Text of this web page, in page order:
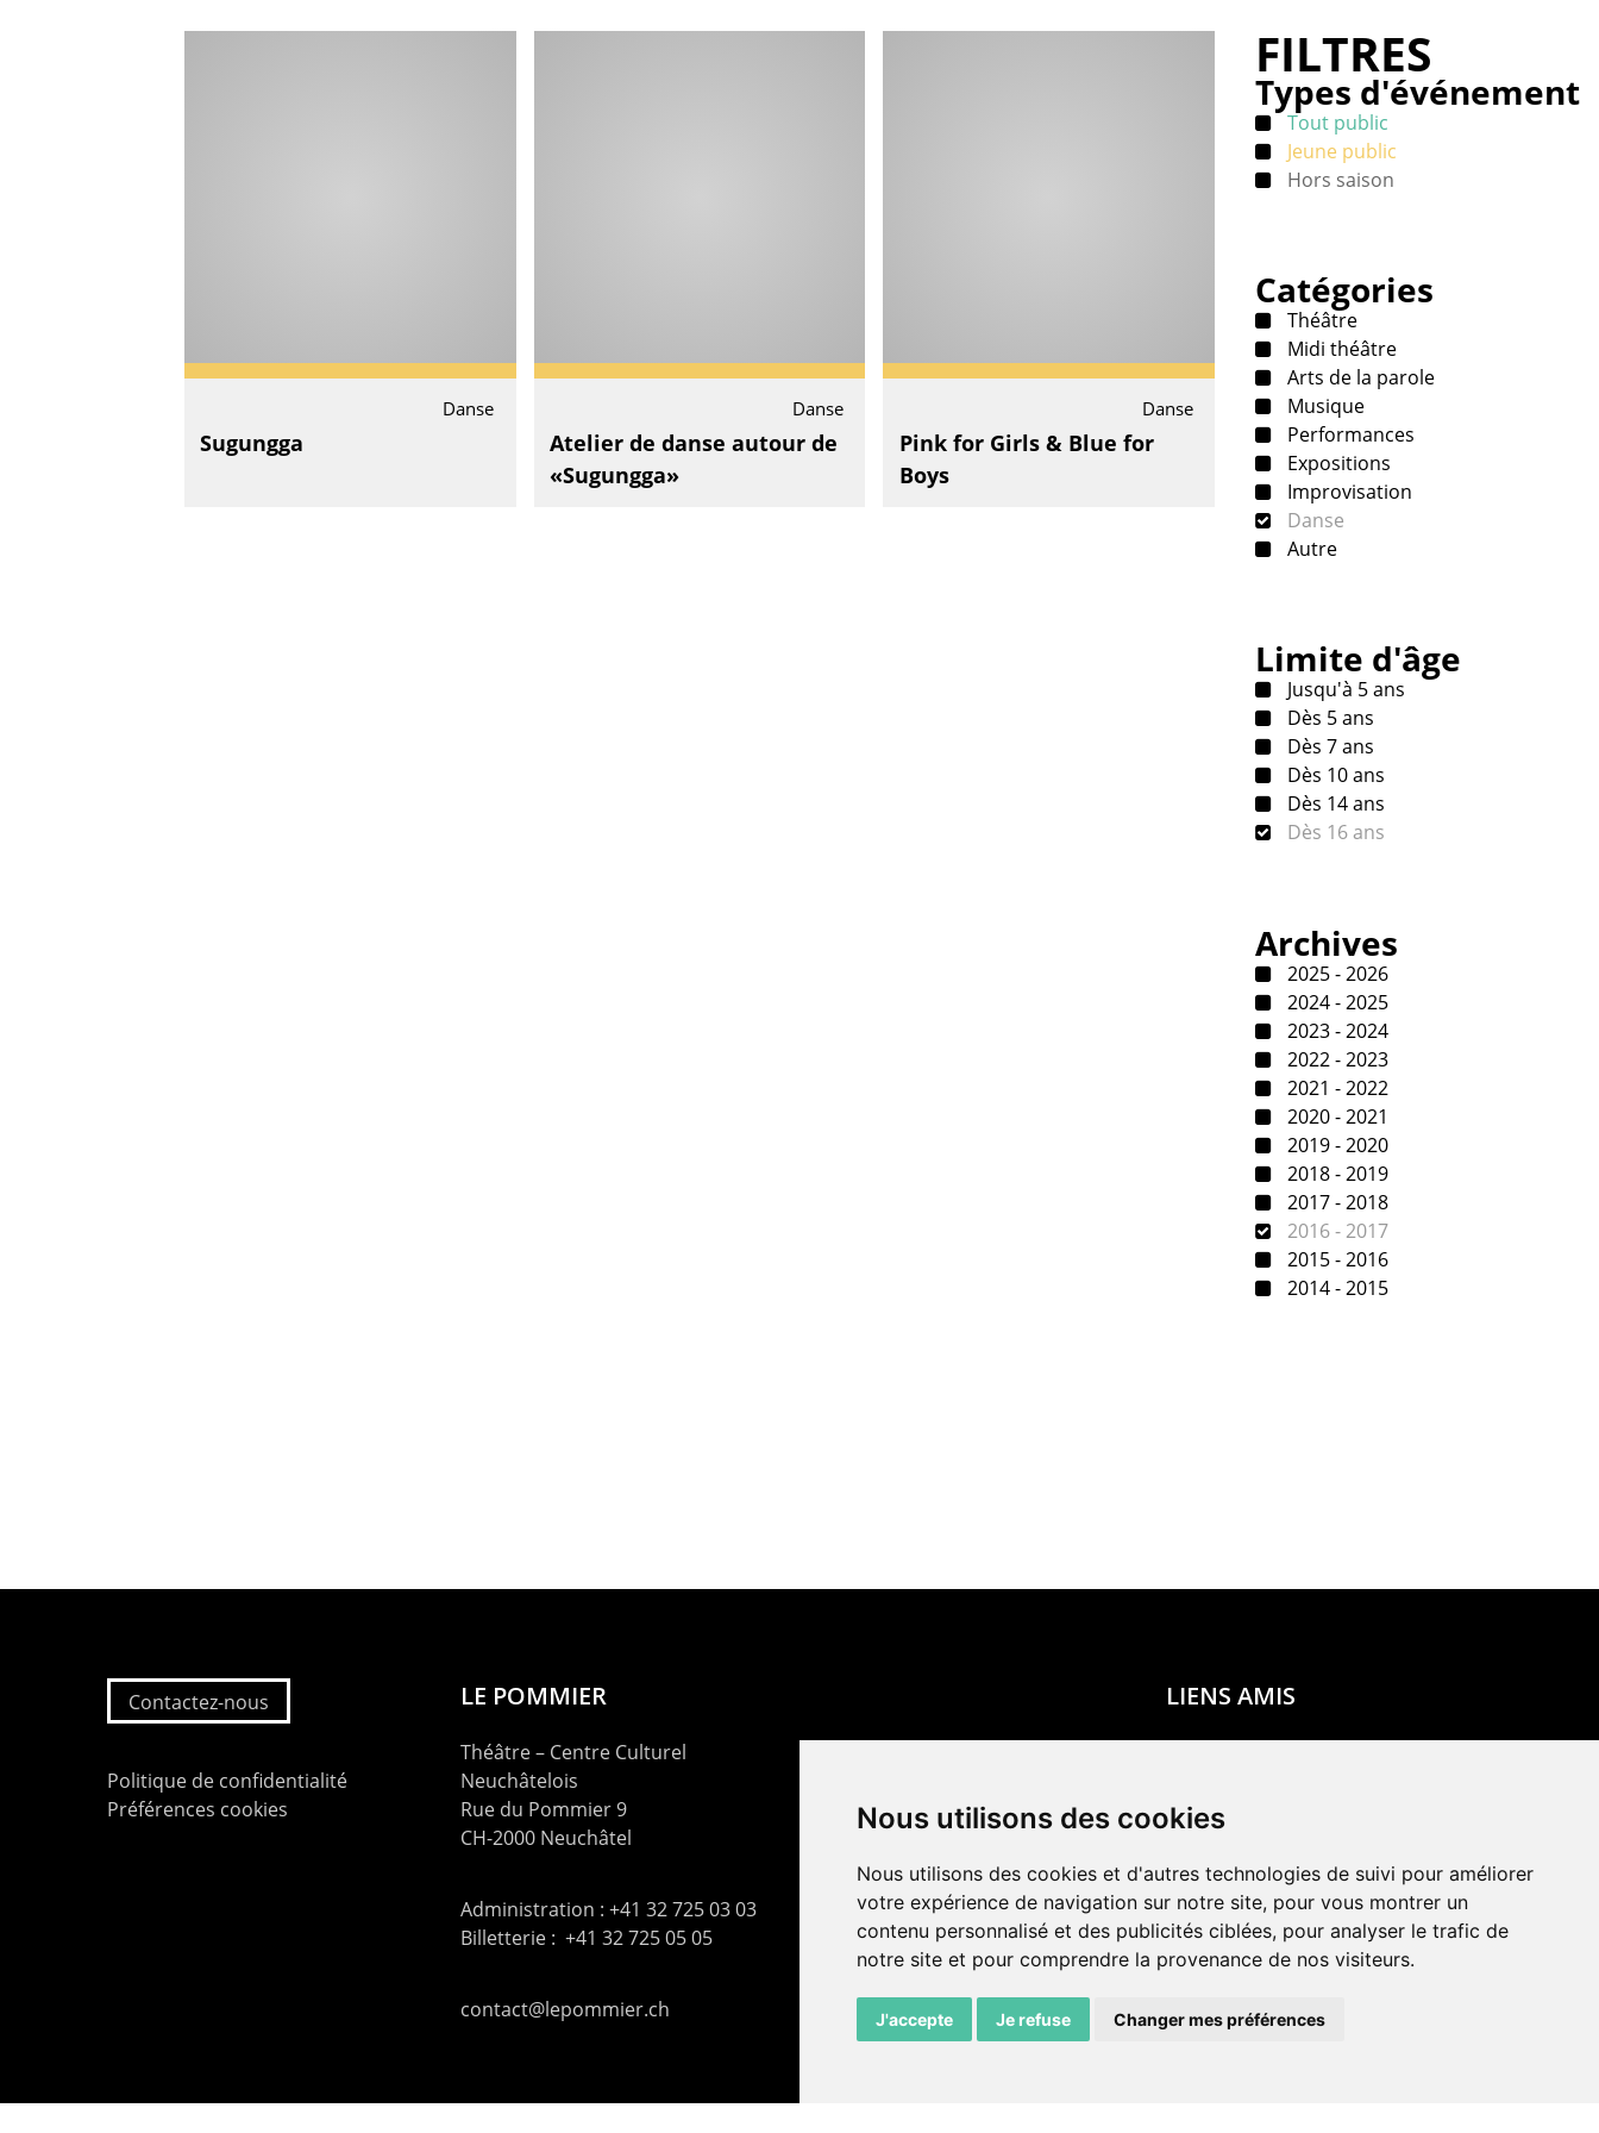
Nous utilisons des cookies
Nous utilisons des cookies et d'autres technologies de suivi pour améliorer
votre expérience de navigation sur notre site, pour vous montrer un
contenu personnalisé et des publicités ciblées, pour analyser le trafic de
notre site et pour comprendre la provenance de nos visiteurs.
J'accepte Je refuse Changer mes préférences
Danse
Sugungga
Danse
Atelier de danse autour de
«Sugungga»
Danse
Pink for Girls & Blue for
Boys
FILTRES
Types d'événement
Tout public
Jeune public
Hors saison
Catégories
Théâtre
Midi théâtre
Arts de la parole
Musique
Performances
Expositions
Improvisation
Danse
Autre
Limite d'âge
Jusqu'à 5 ans
Dès 5 ans
Dès 7 ans
Dès 10 ans
Dès 14 ans
Dès 16 ans
Archives
2025 - 2026
2024 - 2025
2023 - 2024
2022 - 2023
2021 - 2022
2020 - 2021
2019 - 2020
2018 - 2019
2017 - 2018
2016 - 2017
2015 - 2016
2014 - 2015
Contactez-nous
Politique de confidentialité
Préférences cookies
LE POMMIER
Théâtre – Centre Culturel
Neuchâtelois
Rue du Pommier 9
CH-2000 Neuchâtel
Administration : +41 32 725 03 03
Billetterie : +41 32 725 05 05
contact@lepommier.ch
LIENS AMIS